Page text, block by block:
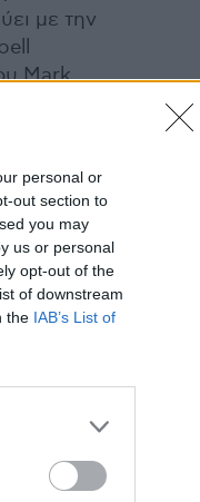
personal or
out section to
you may
us or personal
opt-out of the
of downstream
the IAB’s List of
με την
Mark.